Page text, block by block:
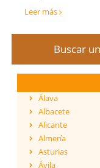
Leer más
Buscar
Álava
Albacete
Alicante
Almería
Asturias
Ávila